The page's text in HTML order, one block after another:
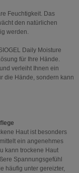
Feuchtigkeit. Das
den natürlichen
werden.
Daily Moisture
für Ihre Hände.
verleiht Ihnen ein
die Hände, sondern kann
Haut ist besonders
ein angenehmes
kann trockene Haut
Spannungsgefühl
häufig unter gereizter,